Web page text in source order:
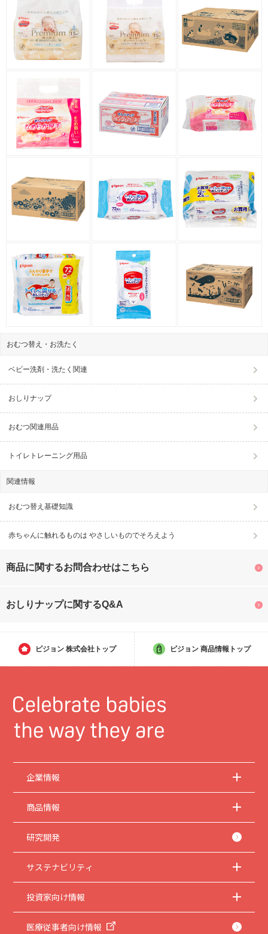
おむつ替え・お洗たく
ベビー洗剤・洗たく関連
おしりナップ
おむつ関連用品
トイレトレーニング用品
関連情報
おむつ替え基礎知識
赤ちゃんに触れるものは やさしいものでそろえよう
商品に関するお問合わせはこちら
おしりナップに関するQ&A
ピジョン 株式会社トップ ピジョン 商品情報トップ
企業情報
商品情報
研究開発
サステナビリティ
投資家向け情報
医療従事者向け情報